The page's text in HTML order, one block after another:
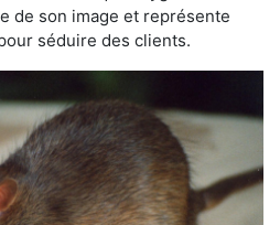
de son image et représente
séduire des clients.